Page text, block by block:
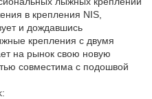
в крепления NIS,
и дождавшись
крепления с двумя
на рынок свою новую
совместима с подошвой